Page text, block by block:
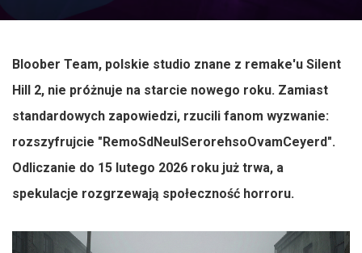
Bloober Team, polskie studio znane z remake'u Silent
Hill 2, nie próżnuje na starcie nowego roku. Zamiast
standardowych zapowiedzi, rzucili fanom wyzwanie:
rozszyfrujcie "RemoSdNeulSerorehsoOvamCeyerd".
Odliczanie do 15 lutego 2026 roku już trwa, a
spekulacje rozgrzewają społeczność horroru.